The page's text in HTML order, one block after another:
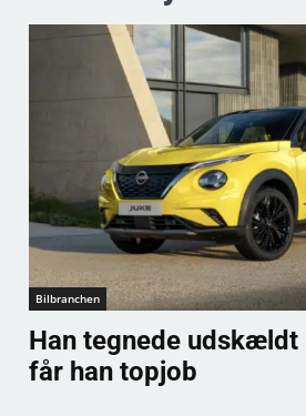
Bilbranchen
Han tegnede udskældt
får han topjob